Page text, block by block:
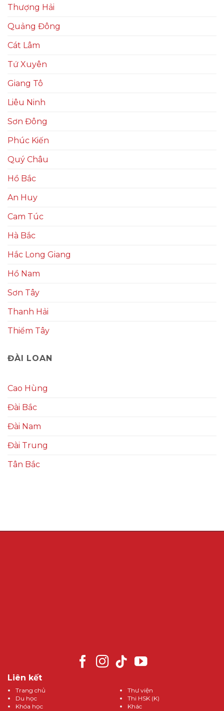
Thượng Hải
Quảng Đông
Cát Lâm
Tứ Xuyên
Giang Tô
Liêu Ninh
Sơn Đông
Phúc Kiến
Quý Châu
Hồ Bắc
An Huy
Cam Túc
Hà Bắc
Hắc Long Giang
Hồ Nam
Sơn Tây
Thanh Hải
Thiểm Tây
ĐÀI LOAN
Cao Hùng
Đài Bắc
Đài Nam
Đài Trung
Tân Bắc
Liên kết
Trang chủ
Du học
Khóa học
Thư viện
Thi HSK (K)
Khác